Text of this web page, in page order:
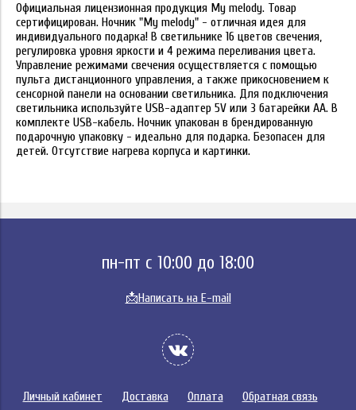
Официальная лицензионная продукция My melody. Товар
сертифицирован. Ночник "My melody" - отличная идея для
индивидуального подарка! В светильнике 16 цветов свечения,
регулировка уровня яркости и 4 режима переливания цвета.
Управление режимами свечения осуществляется с помощью
пульта дистанционного управления, а также прикосновением к
сенсорной панели на основании светильника. Для подключения
светильника используйте USB-адаптер 5V или 3 батарейки АА. В
комплекте USB-кабель. Ночник упакован в брендированную
подарочную упаковку - идеально для подарка. Безопасен для
детей. Отсутствие нагрева корпуса и картинки.
пн-пт с 10:00 до 18:00
📩Написать на E-mail
Личный кабинет Доставка Оплата Обратная связь